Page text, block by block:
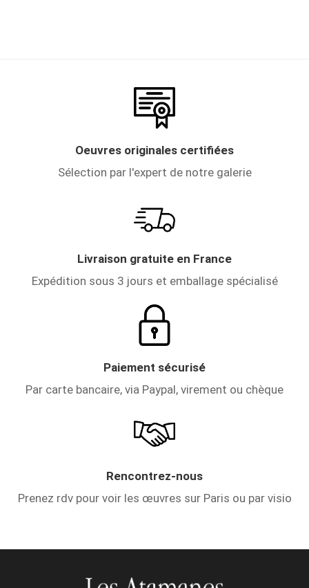
Oeuvres originales certifiées
Sélection par l'expert de notre galerie
Livraison gratuite en France
Expédition sous 3 jours et emballage spécialisé
Paiement sécurisé
Par carte bancaire, via Paypal, virement ou chèque
Rencontrez-nous
Prenez rdv pour voir les œuvres sur Paris ou par visio